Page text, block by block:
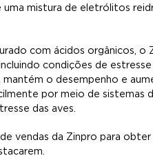
mistura de eletrólitos
com ácidos orgânicos, o
condições de
o desempenho e
por meio de sistemas
das aves.
vendas da Zinpro para